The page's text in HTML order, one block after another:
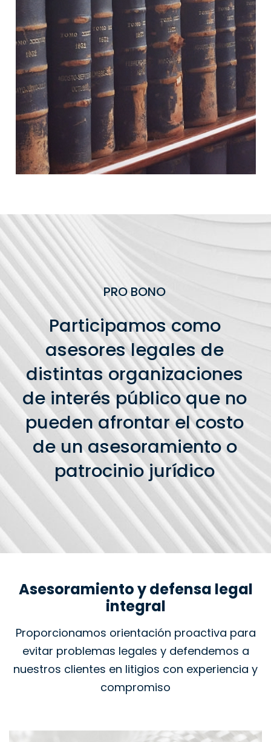
PRO BONO
Participamos como
asesores legales de
distintas organizaciones
de interés público que no
pueden afrontar el costo
de un asesoramiento o
patrocinio jurídico
Asesoramiento y defensa legal
integral
Proporcionamos orientación proactiva para
evitar problemas legales y defendemos a
nuestros clientes en litigios con experiencia y
compromiso